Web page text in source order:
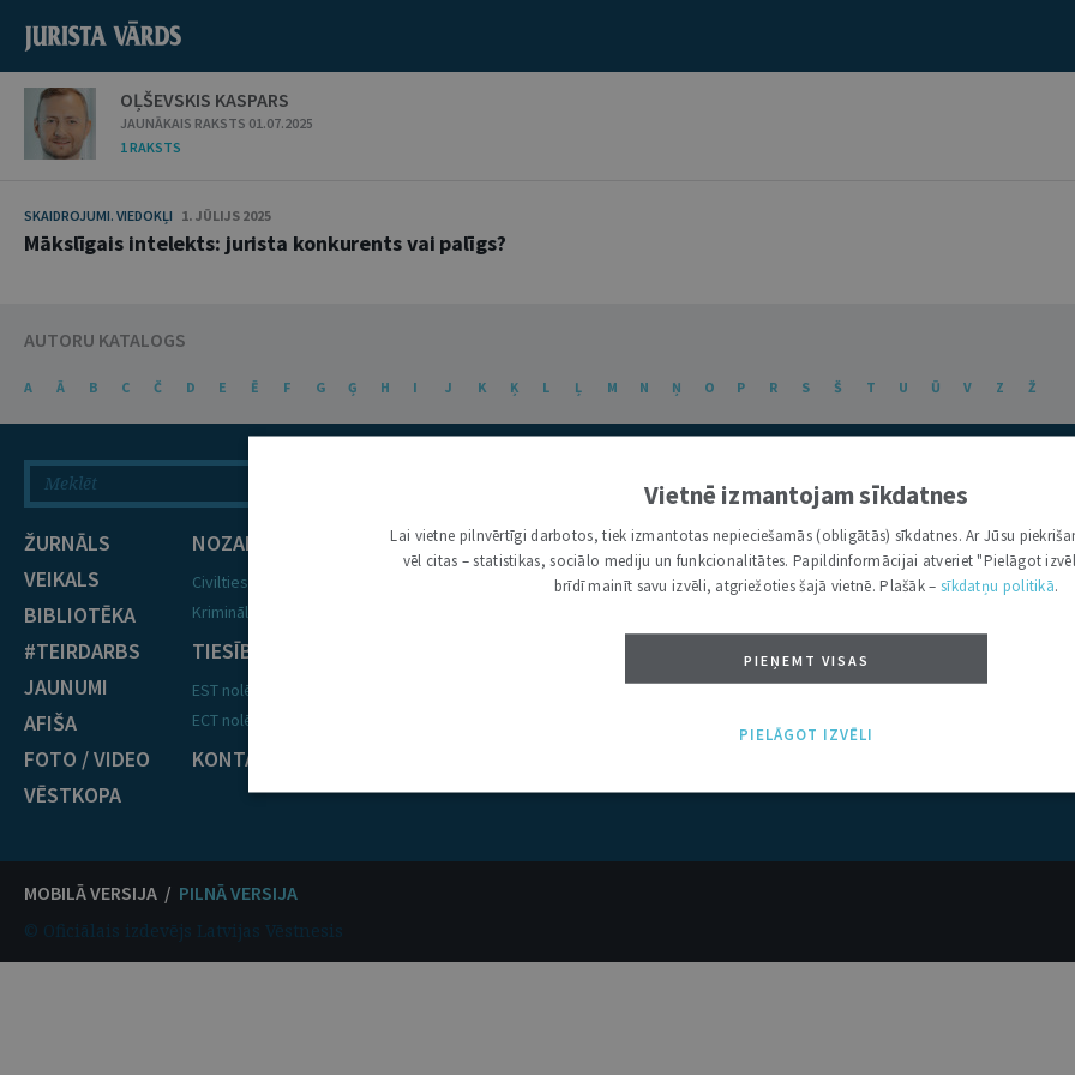
OĻŠEVSKIS KASPARS
JAUNĀKAIS RAKSTS 01.07.2025
1 RAKSTS
SKAIDROJUMI. VIEDOKĻI 1. JŪLIJS 2025
Mākslīgais intelekts: jurista konkurents vai palīgs?
AUTORU KATALOGS
A Ā B C Č D E Ē F G Ģ H I J K Ķ L Ļ M N Ņ O P R S Š T U Ū V Z Ž
ŽURNĀLS
VEIKALS
BIBLIOTĒKA
#TEIRDARBS
JAUNUMI
AFIŠA
FOTO / VIDEO
VĒSTKOPA
NOZARES
Civiltiesības
Krimināltiesības
TIESĪBU PRAKSE
EST nolēmumi
ECT nolēmumi
KONTAKTI
MOBILĀ VERSIJA / PILNĀ VERSIJA
© Oficiālais izdevējs Latvijas Vēstnesis
Vietnē izmantojam sīkdatnes
Lai vietne pilnvērtīgi darbotos, tiek izmantotas nepieciešamās (obligātās) sīkdatnes. Ar Jūsu
vēl citas – statistikas, sociālo mediju un funkcionalitātes. Papildinformācijai atveriet "Pielāgot
brīdī mainīt savu izvēli, atgriežoties šajā vietnē. Plašāk – sīkdatņu politikā.
PIEŅEMT VISAS
PIELĀGOT IZVĒLI